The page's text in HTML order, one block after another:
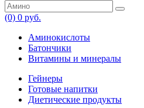
(0) 0 руб.
Аминокислоты
Батончики
Витамины и минералы
Гейнеры
Готовые напитки
Диетические продукты